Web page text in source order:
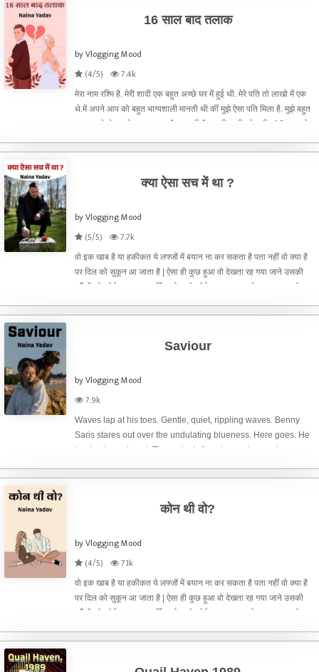
16 साल बाद तलाक
by Vlogging Mood
(4/5)
7.4k
मेरा नाम रश्मि है. मेरी शादी एक बहुत अच्छे घर में हुई थी. मेरे पति तो लाखो में एक
थे.में अपने आप को बहुत भाग्यशाली मानती थी कीं मुझे ऐसा पति मिला है. मुझे बहुत
प्यार करते थे. हमारे एक लड़का और लड़की है. हमारी शादी को करीब 16 साल हो
क्या ऐसा सच में था ?
by Vlogging Mood
(5/5)
7.7k
वो इक खाब है या हकीकत ये लफ्जों में बयान ना कर सकता है पता नहीं वो क्या है
पर दिल को सुकून आ जाता है | ऐसा ही कुछ हुआ वो देखता रह गया जाने उसकी
आँखों को कोई भा सा गया हर्षित को जाने कोई अपना सा लगने लगा था बस वो
Saviour
by Vlogging Mood
7.9k
Waves lap at his toes. Gentle, quiet, rippling waves. Benny
Saris stares out over the undulating blueness. Here goes. He
begins to wade out. The water is freezing and goosebumps
groin. He looks
कोन थी वो?
by Vlogging Mood
(4/5)
7.1k
वो इक खाब है या हकीकत ये लफ्जों में बयान ना कर सकता है पता नहीं वो क्या है
पर दिल को सुकून आ जाता है | ऐसा ही कुछ हुआ वो देखता रह गया जाने उसकी
आँखों को कोई भा सा गया हर्षित को जाने कोई अपना सा लगने लगा था बस वो